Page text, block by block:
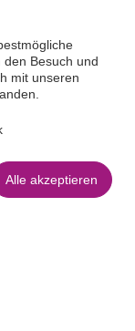
Besuch und
mit unseren
Alle akzeptieren